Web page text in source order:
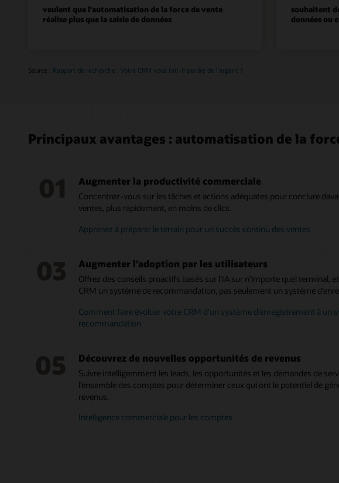
veulent que l'automatisation de la force de vente
réalise plus que la saisie de données
souhaitent
données ou
Source : Rapport de recherche : Votre CRM vous fait-il perdre de l'argent ?
Principaux avantages : automatisation de la
Augmenter la productivité commerciale
Concentrez-vous sur les tâches et actions adéquates pour conclure
ventes, plus rapidement, en moins de clics.
Apprenez à préparer le terrain pour un succès continu des ventes
Augmenter l’adoption par les utilisateurs
Offrez des conseils proactifs basés sur l’IA sur n’importe quel terminal,
CRM un système de recommandation, pas seulement un système
Comment faire évoluer votre CRM d’un système d’enregistrement à un
recommandation
Découvrez de nouvelles opportunités de revenus
Suivre intelligemment les leads, les opportunités et les demandes de
l’ensemble des comptes pour déterminer ceux qui ont le potentiel de
revenus.
Intelligence commerciale pour les comptes